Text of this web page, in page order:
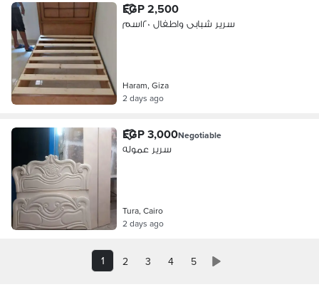
EGP 2,500
سرير شبابى واطفال ١٢٠سم
Haram, Giza
2 days ago
EGP 3,000Negotiable
سرير عموله
Tura, Cairo
2 days ago
1 2 3 4 5